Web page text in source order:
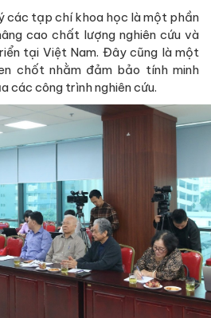
các tạp chí khoa học là một phần
cao chất lượng nghiên cứu và
tại Việt Nam. Đây cũng là một
chốt nhằm đảm bảo tính minh
các công trình nghiên cứu.